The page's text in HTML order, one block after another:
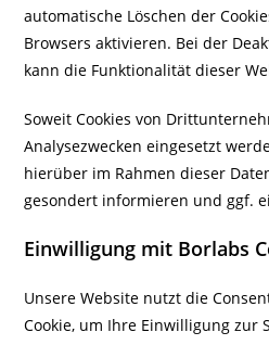
automatische Löschen der
Browsers aktivieren. Bei der
kann die Funktionalität dieser
Soweit Cookies von
Analysezwecken eingesetzt
hierüber im Rahmen dieser
gesondert informieren und ggf.
Einwilligung mit Borlabs
Unsere Website nutzt die
Cookie, um Ihre Einwilligung zur